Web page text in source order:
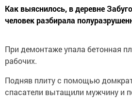
Как выяснилось, в деревне
человек разбирала
При демонтаже упала бетонная
рабочих.
Подняв плиту с помощью
спасатели вытащили мужчину и